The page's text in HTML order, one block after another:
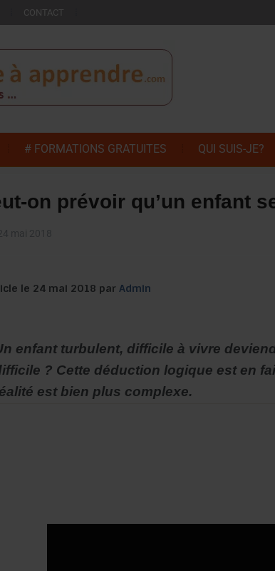
CONTACT
# FORMATIONS GRATUITES QUI SUIS-JE?
on prévoir qu’un enfant
le 24 mai 2018 par Admin
enfant turbulent, difficile à vivre
? Cette déduction logique est en
est bien plus complexe.